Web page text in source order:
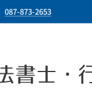
087-873-2653
士・